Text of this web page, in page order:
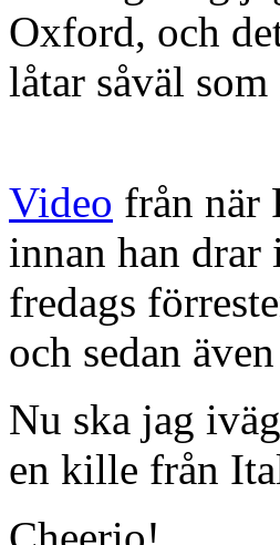
Oxford, och
låtar såväl
Video från när
innan han
fredags
och sedan
Nu ska jag
en kille från